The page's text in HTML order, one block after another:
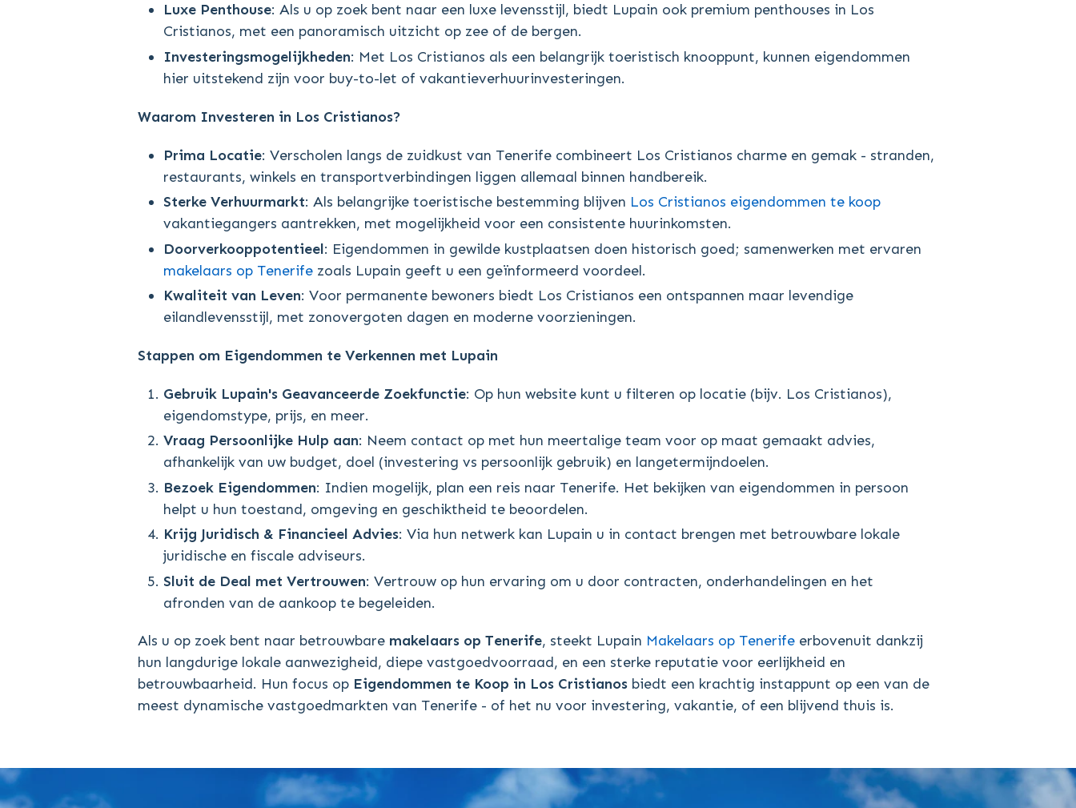
Luxe Penthouse: Als u op zoek bent naar een luxe levensstijl, biedt Lupain ook premium penthouses in Los
Cristianos, met een panoramisch uitzicht op zee of de bergen.
Investeringsmogelijkheden: Met Los Cristianos als een belangrijk toeristisch knooppunt, kunnen eigendommen
hier uitstekend zijn voor buy-to-let of vakantieverhuurinvesteringen.
Waarom Investeren in Los Cristianos?
Prima Locatie: Verscholen langs de zuidkust van Tenerife combineert Los Cristianos charme en gemak - stranden,
restaurants, winkels en transportverbindingen liggen allemaal binnen handbereik.
Sterke Verhuurmarkt: Als belangrijke toeristische bestemming blijven Los Cristianos eigendommen te koop
vakantiegangers aantrekken, met mogelijkheid voor een consistente huurinkomsten.
Doorverkooppotentieel: Eigendommen in gewilde kustplaatsen doen historisch goed; samenwerken met ervaren
makelaars op Tenerife zoals Lupain geeft u een geïnformeerd voordeel.
Kwaliteit van Leven: Voor permanente bewoners biedt Los Cristianos een ontspannen maar levendige
eilandlevensstijl, met zonovergoten dagen en moderne voorzieningen.
Stappen om Eigendommen te Verkennen met Lupain
Gebruik Lupain's Geavanceerde Zoekfunctie: Op hun website kunt u filteren op locatie (bijv. Los Cristianos),
eigendomstype, prijs, en meer.
Vraag Persoonlijke Hulp aan: Neem contact op met hun meertalige team voor op maat gemaakt advies,
afhankelijk van uw budget, doel (investering vs persoonlijk gebruik) en langetermijndoelen.
Bezoek Eigendommen: Indien mogelijk, plan een reis naar Tenerife. Het bekijken van eigendommen in persoon
helpt u hun toestand, omgeving en geschiktheid te beoordelen.
Krijg Juridisch & Financieel Advies: Via hun netwerk kan Lupain u in contact brengen met betrouwbare lokale
juridische en fiscale adviseurs.
Sluit de Deal met Vertrouwen: Vertrouw op hun ervaring om u door contracten, onderhandelingen en het
afronden van de aankoop te begeleiden.
Als u op zoek bent naar betrouwbare makelaars op Tenerife, steekt Lupain Makelaars op Tenerife erbovenuit dankzij
hun langdurige lokale aanwezigheid, diepe vastgoedvoorraad, en een sterke reputatie voor eerlijkheid en
betrouwbaarheid. Hun focus op Eigendommen te Koop in Los Cristianos biedt een krachtig instappunt op een van de
meest dynamische vastgoedmarkten van Tenerife - of het nu voor investering, vakantie, of een blijvend thuis is.